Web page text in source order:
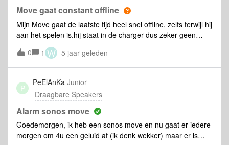
Move gaat constant offline
Mijn Move gaat de laatste tijd heel snel offline, zelfs terwijl hij
aan het spelen is.hij staat in de charger dus zeker geen
batterij probleem.in het verleden stond er altijd een one op
de plaats van de move nu, welke zonder probleem
werkte.wifi ontvangst is er ook OK (getest met
gsm)Diagnostic code : 634572218
0 1 W 5 jaar geleden
P
PeElAnKa Junior
Draagbare Speakers
Alarm sonos move
Goedemorgen, ik heb een sonos move en nu gaat er iedere
morgen om 4u een geluid af (ik denk wekker) maar er is